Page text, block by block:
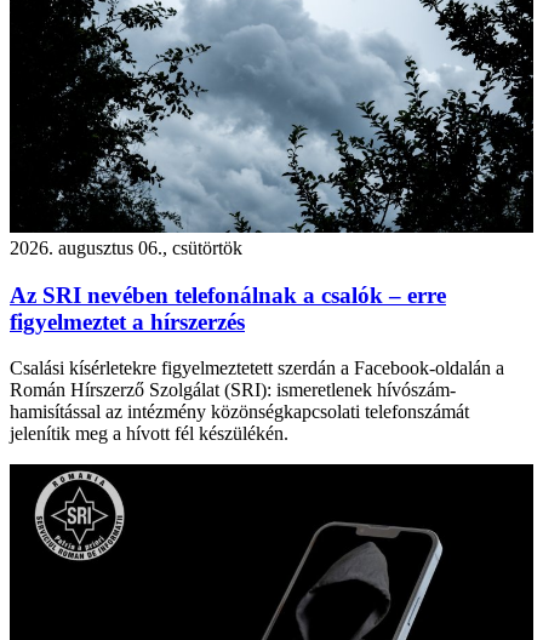
2026. augusztus 06., csütörtök
Az SRI nevében telefonálnak a csalók – erre
figyelmeztet a hírszerzés
Csalási kísérletekre figyelmeztetett szerdán a Facebook-oldalán a
Román Hírszerző Szolgálat (SRI): ismeretlenek hívószám-
hamisítással az intézmény közönségkapcsolati telefonszámát
jelenítik meg a hívott fél készülékén.